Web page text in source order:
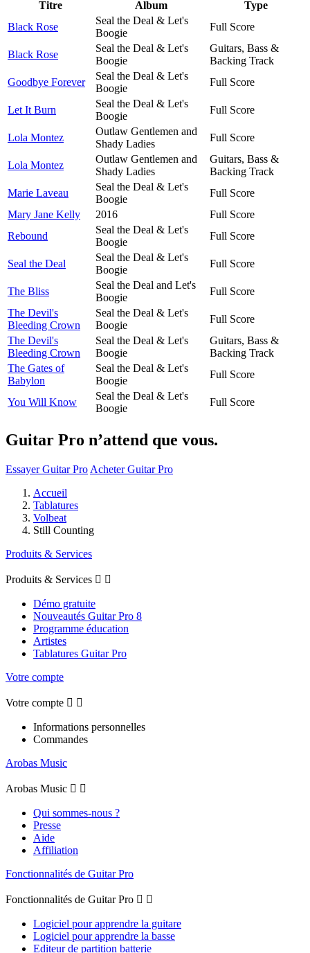
Titre Album
Type
Black Rose
Seal the Deal & Let's
Boogie
Full Score
Black Rose
Seal the Deal & Let's
Boogie
Guitars, Bass &
Backing Track
Goodbye Forever
Seal the Deal & Let's
Boogie
Full Score
Let It Burn
Seal the Deal & Let's
Boogie
Full Score
Lola Montez
Outlaw Gentlemen and
Shady Ladies
Full Score
Lola Montez
Outlaw Gentlemen and
Shady Ladies
Guitars, Bass &
Backing Track
Marie Laveau
Seal the Deal & Let's
Boogie
Full Score
Mary Jane Kelly
2016
Full Score
Rebound
Seal the Deal & Let's
Boogie
Full Score
Seal the Deal
Seal the Deal & Let's
Boogie
Full Score
The Bliss
Seal the Deal and Let's
Boogie
Full Score
The Devil's
Bleeding Crown
Seal the Deal & Let's
Boogie
Full Score
The Devil's
Bleeding Crown
Seal the Deal & Let's
Boogie
Guitars, Bass &
Backing Track
The Gates of
Babylon
Seal the Deal & Let's
Boogie
Full Score
You Will Know
Seal the Deal & Let's
Boogie
Full Score
Guitar Pro n’attend que vous.
Essayer Guitar Pro Acheter Guitar Pro
Accueil
Tablatures
Volbeat
Still Counting
Produits & Services
Produits & Services  
Démo gratuite
Nouveautés Guitar Pro 8
Programme éducation
Artistes
Tablatures Guitar Pro
Votre compte
Votre compte  
Informations personnelles
Commandes
Arobas Music
Arobas Music  
Qui sommes-nous ?
Presse
Aide
Affiliation
Fonctionnalités de Guitar Pro
Fonctionnalités de Guitar Pro  
Logiciel pour apprendre la guitare
Logiciel pour apprendre la basse
Editeur de partition batterie